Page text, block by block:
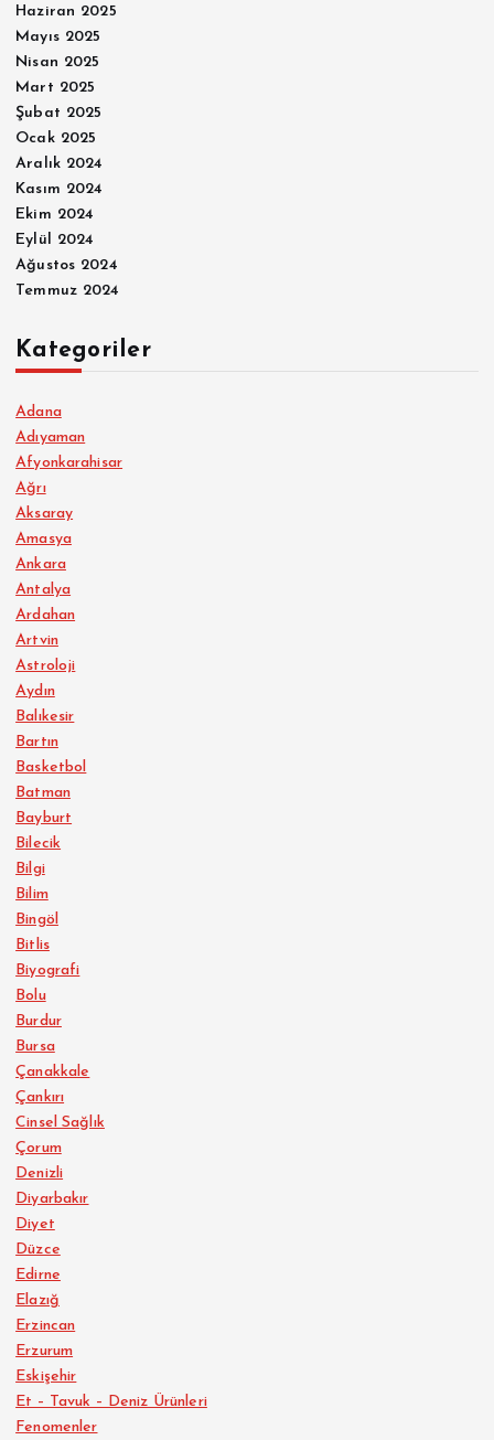
Haziran 2025
Mayıs 2025
Nisan 2025
Mart 2025
Şubat 2025
Ocak 2025
Aralık 2024
Kasım 2024
Ekim 2024
Eylül 2024
Ağustos 2024
Temmuz 2024
Kategoriler
Adana
Adıyaman
Afyonkarahisar
Ağrı
Aksaray
Amasya
Ankara
Antalya
Ardahan
Artvin
Astroloji
Aydın
Balıkesir
Bartın
Basketbol
Batman
Bayburt
Bilecik
Bilgi
Bilim
Bingöl
Bitlis
Biyografi
Bolu
Burdur
Bursa
Çanakkale
Çankırı
Cinsel Sağlık
Çorum
Denizli
Diyarbakır
Diyet
Düzce
Edirne
Elazığ
Erzincan
Erzurum
Eskişehir
Et – Tavuk – Deniz Ürünleri
Fenomenler